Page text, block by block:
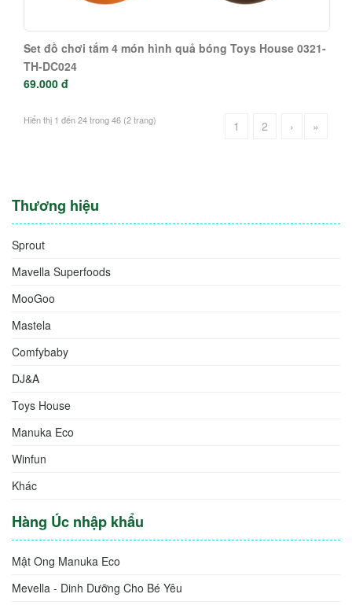
Set đồ chơi tắm 4 món hình quả bóng Toys House 0321-
TH-DC024
69.000 đ
1 2 › »
Hiển thị 1 đến 24 trong 46 (2 trang)
Thương hiệu
Sprout
Mavella Superfoods
MooGoo
Mastela
Comfybaby
DJ&A
Toys House
Manuka Eco
Winfun
Khác
Hàng Úc nhập khẩu
Mật Ong Manuka Eco
Mevella - Dinh Dưỡng Cho Bé Yêu